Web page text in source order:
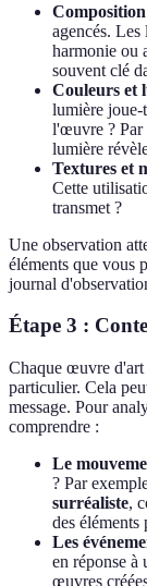
Composition
agencés. Les
harmonie ou
souvent clé
Couleurs et
lumière joue-
l'œuvre ? Par
lumière
Textures et
Cette
transmet ?
Une observation
éléments que vous
journal
Étape 3 :
Chaque œuvre d'art
particulier. Cela
message. Pour
comprendre :
Le
? Par
surréaliste,
des éléments
Les
en réponse à
œuvres